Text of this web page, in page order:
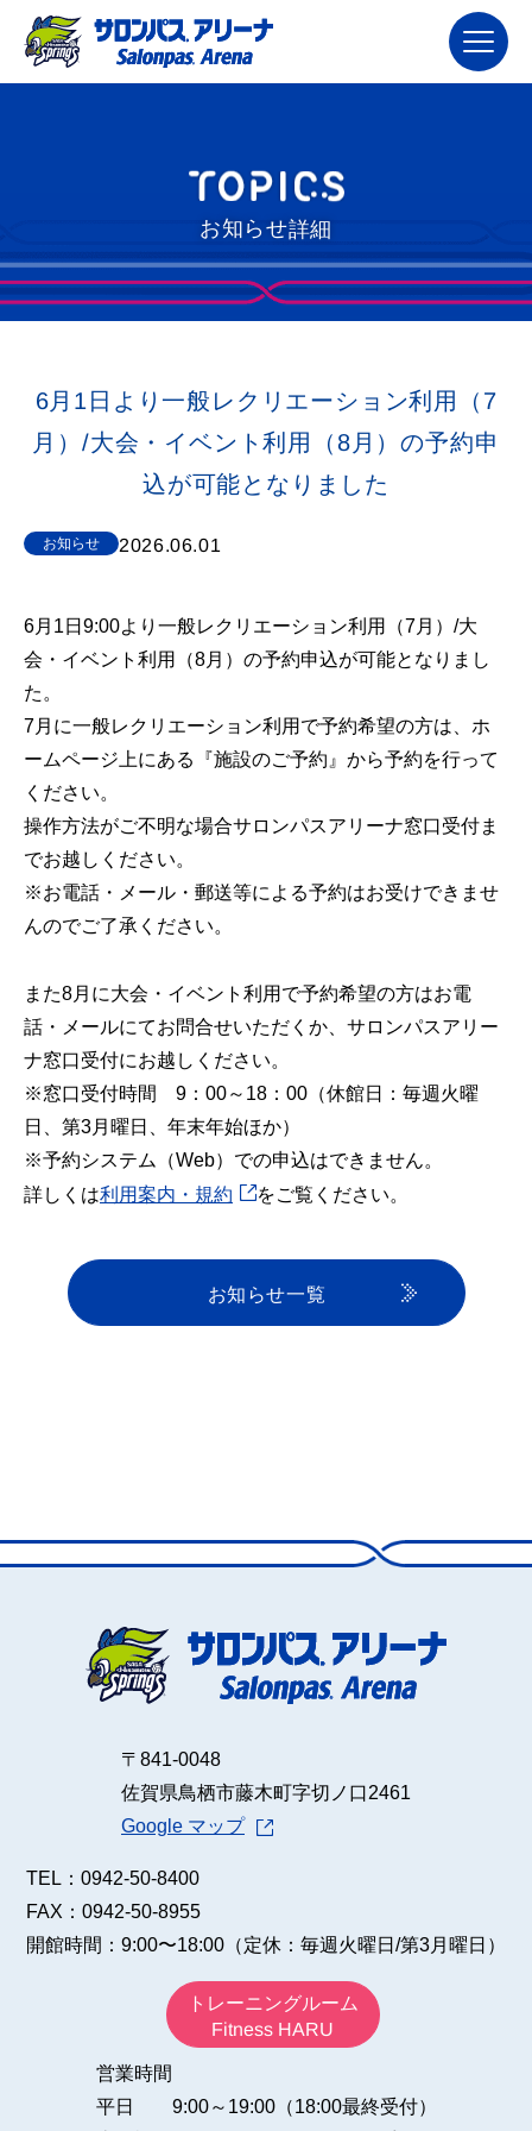
お知らせ詳細
6月1日より一般レクリエーション利用（7
月）/大会・イベント利用（8月）の予約申
込が可能となりました
お知らせ 2026.06.01
6月1日9:00より一般レクリエーション利用（7月）/大
会・イベント利用（8月）の予約申込が可能となりまし
た。
7月に一般レクリエーション利用で予約希望の方は、ホ
ームページ上にある『施設のご予約』から予約を行って
ください。
操作方法がご不明な場合サロンパスアリーナ窓口受付ま
でお越しください。
※お電話・メール・郵送等による予約はお受けできませ
んのでご了承ください。
また8月に大会・イベント利用で予約希望の方はお電
話・メールにてお問合せいただくか、サロンパスアリー
ナ窓口受付にお越しください。
※窓口受付時間 9：00～18：00（休館日：毎週火曜
日、第3月曜日、年末年始ほか）
※予約システム（Web）での申込はできません。
詳しくは利用案内・規約 をご覧ください。
お知らせ一覧
施設のご予約
〒841-0048
佐賀県鳥栖市藤木町字切ノ口2461
Google マップ
TEL：0942-50-8400
FAX：0942-50-8955
開館時間：9:00〜18:00 （定休：毎週火曜日/第3月曜日）
トレーニングルーム
Fitness HARU
営業時間
平日 9:00～19:00（18:00最終受付）